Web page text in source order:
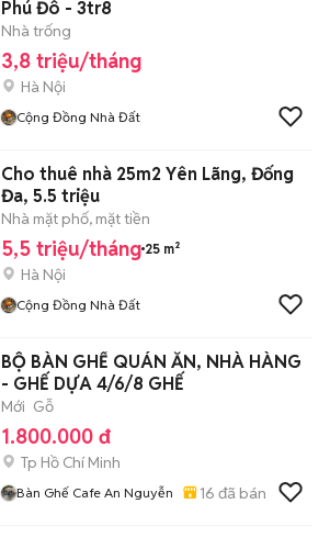
Phú Đô - 3tr8
Nhà trống
3,8 triệu/tháng
Hà Nội
Cộng Đồng Nhà Đất
Cho thuê nhà 25m2 Yên Lãng, Đống
Đa, 5.5 triệu
Nhà mặt phố, mặt tiền
5,5 triệu/tháng 25 m²
Hà Nội
Cộng Đồng Nhà Đất
BỘ BÀN GHẾ QUÁN ĂN, NHÀ HÀNG
- GHẾ DỰA 4/6/8 GHẾ
Mới Gỗ
1.800.000 đ
Tp Hồ Chí Minh
Bàn Ghế Cafe An Nguyễn 16 đã bán